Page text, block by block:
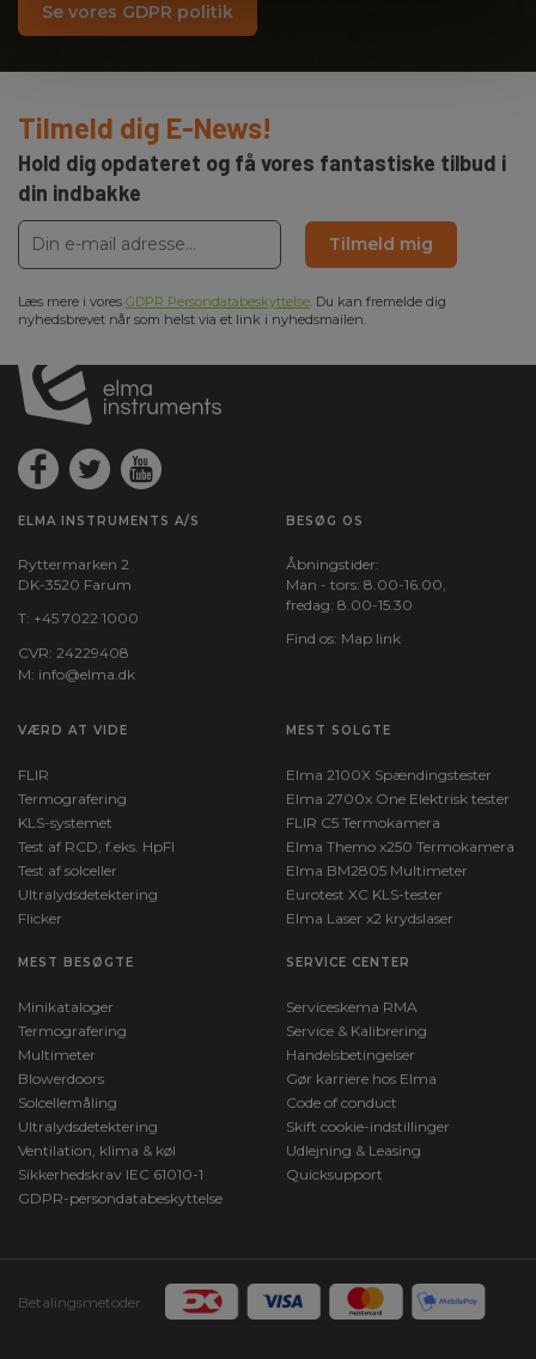
Se vores GDPR politik
Tilmeld dig E-News!
Hold dig opdateret og få vores fantastiske tilbud i
din indbakke
Tilmeld mig
Læs mere i vores GDPR Persondatabeskyttelse. Du kan fremelde dig
nyhedsbrevet når som helst via et link i nyhedsmailen.
ELMA INSTRUMENTS A/S
Ryttermarken 2
DK-3520 Farum
T: +45 7022 1000
CVR: 24229408
M: info@elma.dk
BESØG OS
Åbningstider:
Man - tors: 8.00-16.00,
fredag: 8.00-15.30
Find os: Map link
VÆRD AT VIDE
FLIR
Termografering
KLS-systemet
Test af RCD, f.eks. HpFI
Test af solceller
Ultralydsdetektering
Flicker
MEST SOLGTE
Elma 2100X Spændingstester
Elma 2700x One Elektrisk tester
FLIR C5 Termokamera
Elma Themo x250 Termokamera
Elma BM2805 Multimeter
Eurotest XC KLS-tester
Elma Laser x2 krydslaser
MEST BESØGTE
Minikataloger
Termografering
Multimeter
Blowerdoors
Solcellemåling
Ultralydsdetektering
Ventilation, klima & køl
Sikkerhedskrav IEC 61010-1
GDPR-persondatabeskyttelse
SERVICE CENTER
Serviceskema RMA
Service & Kalibrering
Handelsbetingelser
Gør karriere hos Elma
Code of conduct
Skift cookie-indstillinger
Udlejning & Leasing
Quicksupport
Betalingsmetoder